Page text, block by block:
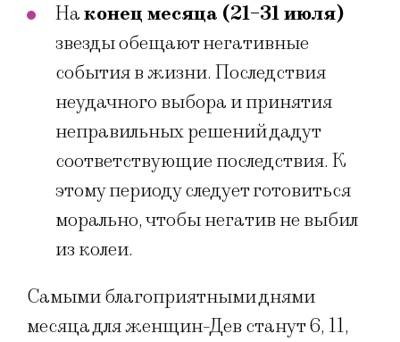
Наконец месяца (21-31 июля)
звезды обещают негативные
события в жизни. Последствия
неудачного выбора и принятия
неправильных решений дадут
соответствующие последствия. К
этому периоду следует готовиться
морально, чтобы негатив не выбил
из колеи.
Самыми благоприятными днями
месяца для женщин-Дев станут 6, 11,